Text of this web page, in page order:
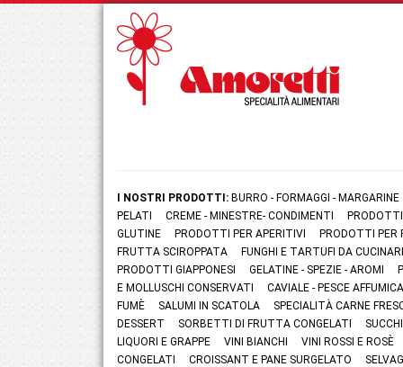
I NOSTRI PRODOTTI: BURRO - FORMAGGI - MARGARINE
PELATI
CREME - MINESTRE- CONDIMENTI
GLUTINE
PRODOTTI PER APERITIVI
PRODOTTI PER
FRUTTA SCIROPPATA
FUNGHI E TARTUFI DA
PRODOTTI GIAPPONESI
GELATINE - SPEZIE - AROMI
E MOLLUSCHI CONSERVATI
CAVIALE - PESCE
FUMÈ
SALUMI IN SCATOLA
SPECIALITÀ CARNE
DESSERT
SORBETTI DI FRUTTA CONGELATI
LIQUORI E GRAPPE
VINI BIANCHI
VINI ROSSI E ROSÈ
CONGELATI
CROISSANT E PANE SURGELATO